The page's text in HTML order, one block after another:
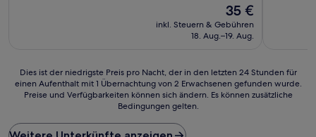
Der
Preis
beträgt
35 €
inkl. Steuern & Gebühren
18. Aug.–19. Aug.
Dies
ist
Preis
Dies ist der niedrigste Preis pro Nacht, der in den letzten 24 Stunden für
einen Aufenthalt mit 1 Übernachtung von 2 Erwachsenen gefunden wurde.
Preise und Verfügbarkeiten können sich ändern. Es können zusätzliche
Bedingungen gelten.